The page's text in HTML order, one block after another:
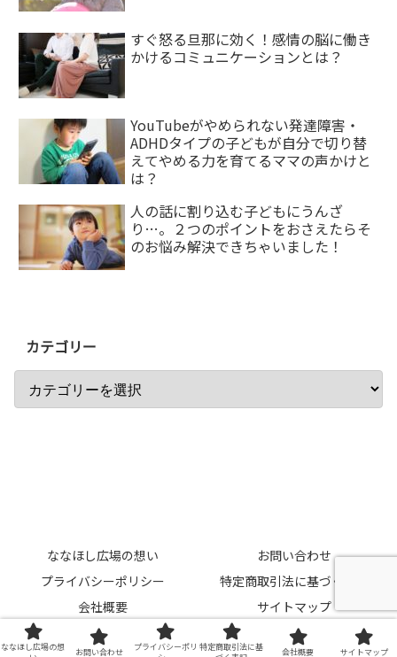
すぐ怒る旦那に効く！感情の脳に働き
かけるコミュニケーションとは？
YouTubeがやめられない発達障害・
ADHDタイプの子どもが自分で切り替
えてやめる力を育てるママの声かけと
は？
人の話に割り込む子どもにうんざ
り…。２つのポイントをおさえたらそ
のお悩み解決できちゃいました！
カテゴリー
ななほし広場の想い
お問い合わせ
プライバシーポリシー
特定商取引法に基づく表記
会社概要
サイトマップ
Copyright © 2020-2026 ななほし広場 All Rights Reserved.
ななほし広場の想
お問い合わせ
プライバシーポリ 特定商取引法に基
会社概要 サイトマップ